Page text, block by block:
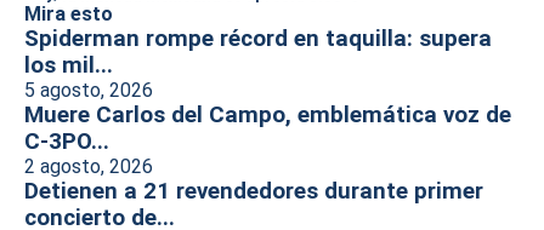
Mira esto
Spiderman rompe récord en taquilla: supera
los mil...
5 agosto, 2026
Muere Carlos del Campo, emblemática voz de
C-3PO...
2 agosto, 2026
Detienen a 21 revendedores durante primer
concierto de...